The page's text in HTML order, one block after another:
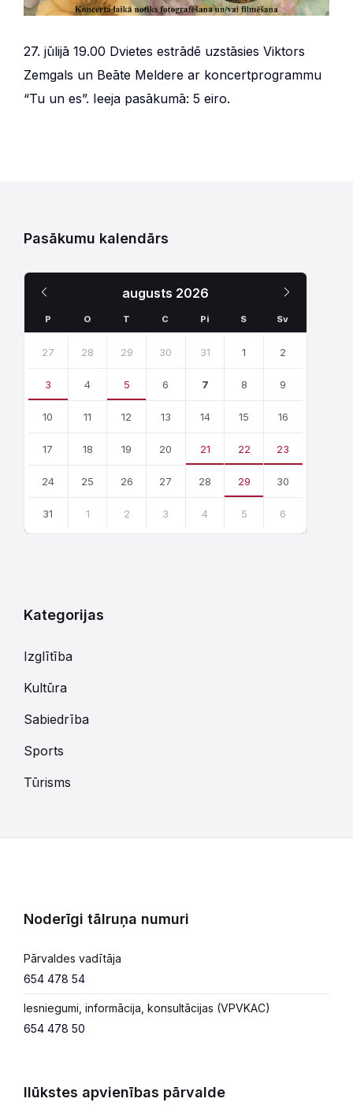
27. jūlijā 19.00 Dvietes estrādē uzstāsies Viktors
Zemgals un Beāte Meldere ar koncertprogrammu
“Tu un es”. Ieeja pasākumā: 5 eiro.
Pasākumu kalendārs
augusts 2026
Mēnesis
P O T C Pi S Sv
calendar
27 28 29 30 31 1 2
3 4 5 6 7 8 9
10 11 12 13 14 15 16
17 18 19 20 21 22 23
24 25 26 27 28 29 30
31 1 2 3 4 5 6
Kategorijas
Izglītība
Kultūra
Sabiedrība
Sports
Tūrisms
Noderīgi tālruņa numuri
Pārvaldes vadītāja
654 478 54
Iesniegumi, informācija, konsultācijas (VPVKAC)
654 478 50
Ilūkstes apvienības pārvalde